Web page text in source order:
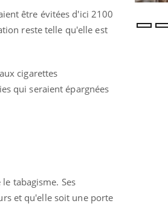
être évitées d'ici 2100
reste telle qu'elle est
cigarettes
qui seraient épargnées
tabagisme. Ses
et qu'elle soit une porte